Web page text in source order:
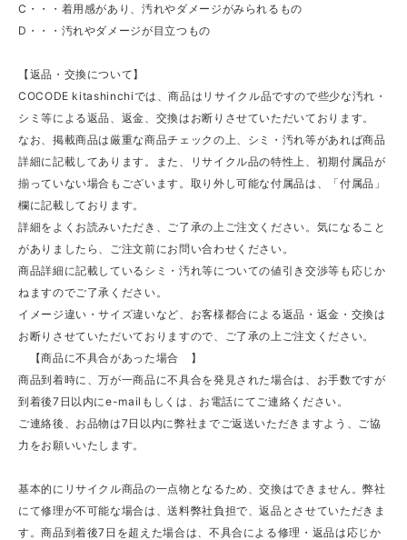
C・・・着用感があり、汚れやダメージがみられるもの
D・・・汚れやダメージが目立つもの
【返品・交換について】
COCODE kitashinchiでは、商品はリサイクル品ですので些少な汚れ・
シミ等による返品、返金、交換はお断りさせていただいております。
なお、掲載商品は厳重な商品チェックの上、シミ・汚れ等があれば商品
詳細に記載してあります。また、リサイクル品の特性上、初期付属品が
揃っていない場合もございます。取り外し可能な付属品は、「付属品」
欄に記載しております。
詳細をよくお読みいただき、ご了承の上ご注文ください。気になること
がありましたら、ご注文前にお問い合わせください。
商品詳細に記載しているシミ・汚れ等についての値引き交渉等も応じか
ねますのでご了承ください。
イメージ違い・サイズ違いなど、お客様都合による返品・返金・交換は
お断りさせていただいておりますので、ご了承の上ご注文ください。
【商品に不具合があった場合 】
商品到着時に、万が一商品に不具合を発見された場合は、お手数ですが
到着後7日以内にe-mailもしくは、お電話にてご連絡ください。
ご連絡後、お品物は7日以内に弊社までご返送いただきますよう、ご協
力をお願いいたします。
基本的にリサイクル商品の一点物となるため、交換はできません。弊社
にて修理が不可能な場合は、送料弊社負担で、返品とさせていただきま
す。商品到着後7日を超えた場合は、不具合による修理・返品は応じか